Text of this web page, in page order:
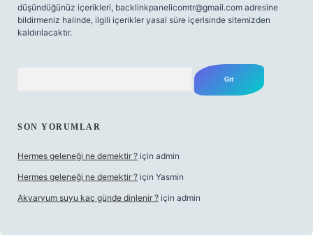
düşündüğünüz içerikleri, backlinkpanelicomtr@gmail.com adresine
bildirmeniz halinde, ilgili içerikler yasal süre içerisinde sitemizden
kaldırılacaktır.
SON YORUMLAR
Hermes geleneği ne demektir ? için admin
Hermes geleneği ne demektir ? için Yasmin
Akvaryum suyu kaç günde dinlenir ? için admin